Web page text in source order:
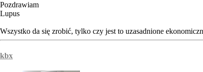
Pozdrawiam
Lupus
Wszystko da się zrobić, tylko czy jest to uzasadnione
kbx